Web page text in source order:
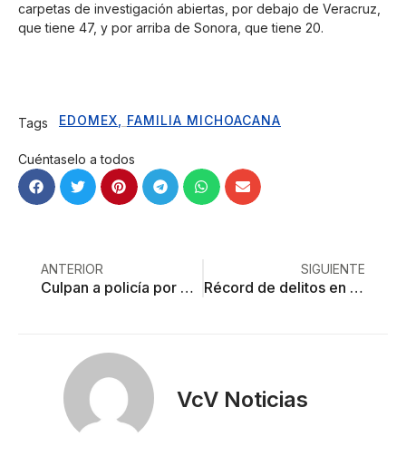
carpetas de investigación abiertas, por debajo de Veracruz,
que tiene 47, y por arriba de Sonora, que tiene 20.
Tags EDOMEX FAMILIA MICHOACANA
Cuéntaselo a todos
ANTERIOR
Culpan a policía por derribo de helicóptero y muerte de piloto
SIGUIENTE
Récord de delitos en Edoméx; 30 mil denuncias en mayo
VcV Noticias